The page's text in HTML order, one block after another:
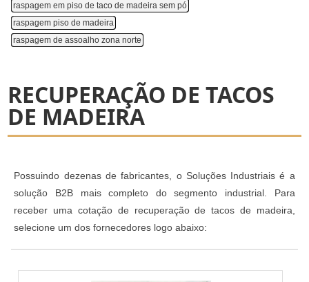
raspagem em piso de taco de madeira sem pó
raspagem piso de madeira
raspagem de assoalho zona norte
RECUPERAÇÃO DE TACOS
DE MADEIRA
Possuindo dezenas de fabricantes, o Soluções Industriais é a
solução B2B mais completo do segmento industrial. Para
receber uma cotação de recuperação de tacos de madeira,
selecione um dos fornecedores logo abaixo: